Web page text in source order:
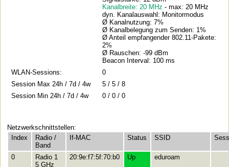
Kanalbreite: 20 MHz- max: 20 MHz
dyn. Kanalauswahl: Monitormodus
Ø Kanalnutzung: 7%
Ø Kanalbelegung zum Senden: 1%
Ø Anteil empfangender 802.11-Pakete:
2%
Ø Rauschen: -99 dBm
Beacon Interval: 100 ms
WLAN-Sessions:
0
Session Max 24h / 7d / 4w
5 / 5 / 8
Session Min 24h / 7d / 4w
0 / 0 / 0
Netzwerkschnittstellen:
Index
Radio /
Band
If-MAC Status SSID
0
Radio 1
5 GHz
20:9e:f7:5f:70:b0 Up eduroam